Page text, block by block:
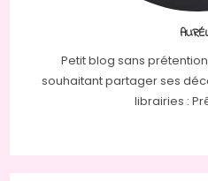
Petit blog sans
souhaitant partager ses
librairies :